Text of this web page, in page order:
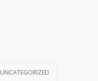
UNCATEGORIZED